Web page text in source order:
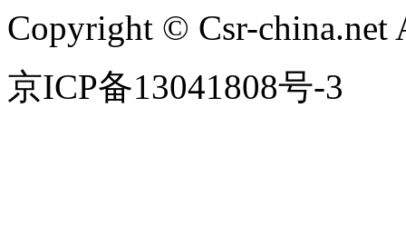
Copyright © Csr-china.net
京ICP备13041808号-3